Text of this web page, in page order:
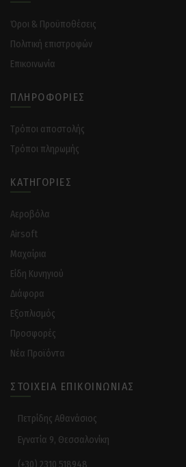
Όροι & Προϋποθέσεις
Πολιτική επιστροφών
Επικοινωνία
ΠΛΗΡΟΦΟΡΊΕΣ
Tρόποι αποστολής
Tρόποι πληρωμής
ΚΑΤΗΓΟΡΊΕΣ
Αεροβόλα
Airsoft
Μαχαίρια
Είδη Κυνηγιού
Διάφορα
Eξοπλισμός
Προσφορές
Νέα Προϊόντα
ΣΤΟΙΧΕΊΑ ΕΠΙΚΟΙΝΩΝΊΑΣ
Πετρίδης Αθανάσιος
Εγνατία 9, Θεσσαλονίκη